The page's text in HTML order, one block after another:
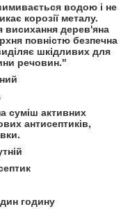
водою і не
корозії металу.
висихання дерев'яна
повністю безпечна
шкідливих для
речовин."
суміш активних
антисептиків,
годину